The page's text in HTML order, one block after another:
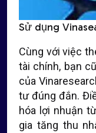
Sử dụng
Cùng với việc
tài chính, bạn
của
tư đúng đắn.
hóa lợi nhuận
gia tăng thu